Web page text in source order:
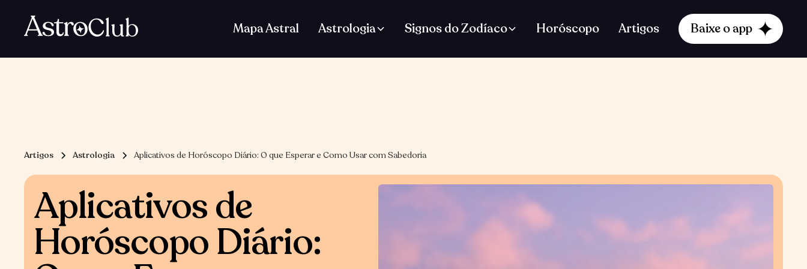
Mapa Astral Astrologia Signos do Zodíaco Horóscopo Artigos Baixe o app
Baixe AstroClub
Artigos Astrologia Aplicativos de Horóscopo Diário: O que Esperar e Como Usar com Sabedoria
Aplicativos de
Horóscopo Diário: